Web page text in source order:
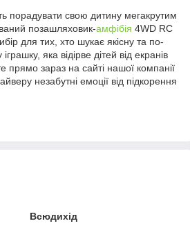
порадувати свою дитину мегакрутим
позашляховик-амфібія 4WD RC
для тих, хто шукає якісну та по-
яка відірве дітей від екранів
прямо зараз на сайті нашої компанії
незабутні емоції від підкорення
Всюдихід